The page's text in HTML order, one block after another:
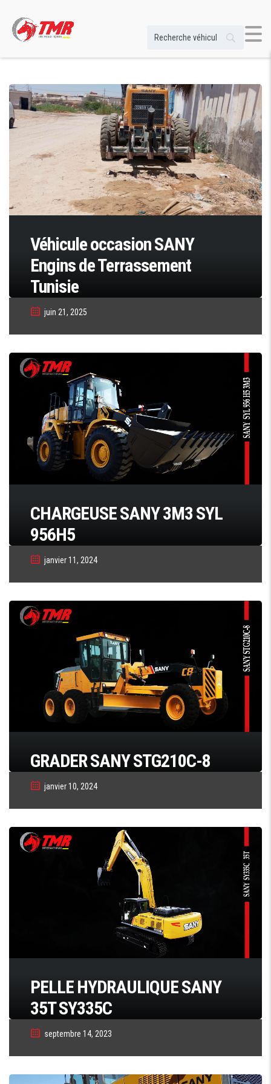
Véhicule occasion SANY
Engins de Terrassement
Tunisie
juin 21, 2025
CHARGEUSE SANY 3M3 SYL
956H5
janvier 11, 2024
GRADER SANY STG210C-8
janvier 10, 2024
PELLE HYDRAULIQUE SANY
35T SY335C
septembre 14, 2023